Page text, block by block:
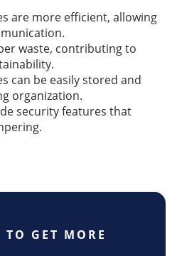
are more efficient, allowing
waste, contributing to
can be easily stored and
organization.
security features that
TO GET MORE